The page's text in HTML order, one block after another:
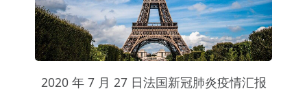
2020 年 7 月 27 日法国新冠肺炎疫情汇报